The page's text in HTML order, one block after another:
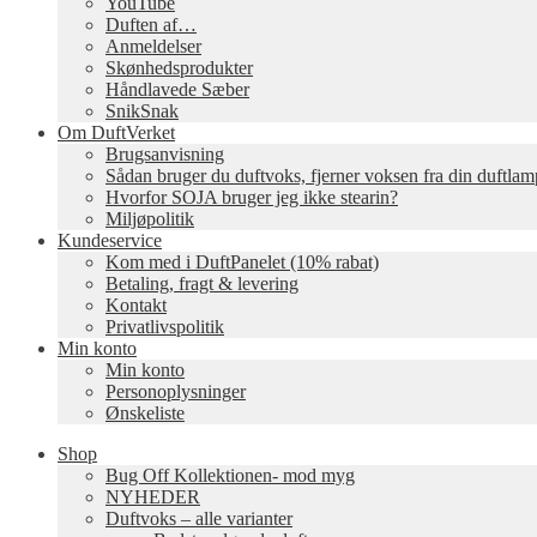
Duften af…
Anmeldelser
Skønhedsprodukter
Håndlavede Sæber
SnikSnak
Om DuftVerket
Brugsanvisning
Sådan bruger du duftvoks, fjerner voksen fra din
Hvorfor SOJA bruger jeg ikke stearin?
Miljøpolitik
Kundeservice
Kom med i DuftPanelet (10% rabat)
Betaling, fragt & levering
Kontakt
Privatlivspolitik
Min konto
Min konto
Personoplysninger
Ønskeliste
Shop
Bug Off Kollektionen- mod myg
NYHEDER
Duftvoks – alle varianter